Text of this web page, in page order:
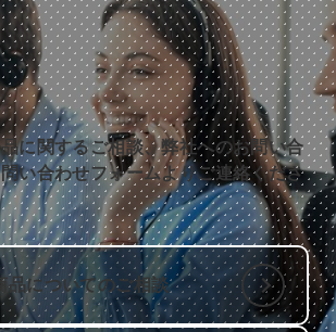
に関するご相談、弊社へのお問い合
い合わせフォームよりご連絡くださ
品についてのご相談